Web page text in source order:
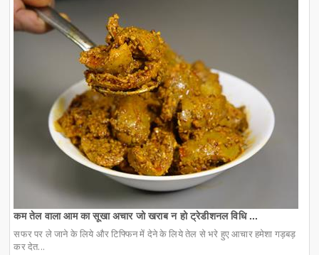
कम तेल वाला आम का सूखा अचार जो खराब न हो ट्रेडीशनल विधि ...
सफर पर ले जाने के लिये और टिफ्फिन में देने के लिये तेल से भरे हुए आचार हमेशा गड़बड़
कर देत...